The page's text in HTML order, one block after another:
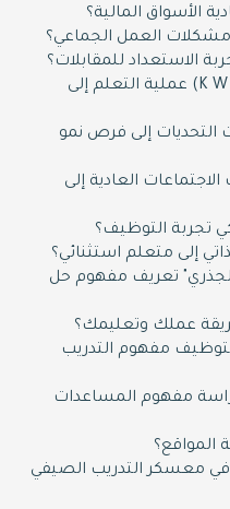
الأسواق المالية؟
العمل الجماعي؟
الاستعداد للمقابلات؟
كيف يحول جدول التعلّم (K W L) عملية التعلم إلى
التحديات إلى فرص نمو
العادية إلى
تجربة التوظيف؟
إلى متعلم استثنائي؟
تعريف مفهوم حل
عملك وتعليمك؟
مفهوم التدريب
مفهوم المساعدات
المواقع؟
معسكر التدريب الصيفي